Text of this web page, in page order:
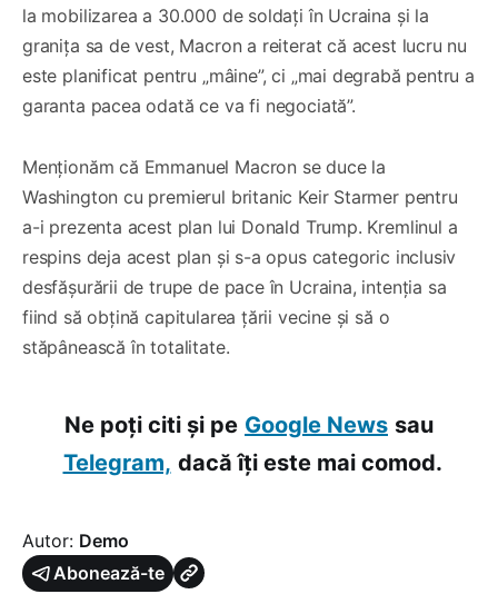
la mobilizarea a 30.000 de soldați în Ucraina și la
granița sa de vest, Macron a reiterat că acest lucru nu
este planificat pentru „mâine”, ci „mai degrabă pentru a
garanta pacea odată ce va fi negociată”.
Menționăm că Emmanuel Macron se duce la
Washington cu premierul britanic Keir Starmer pentru
a-i prezenta acest plan lui Donald Trump. Kremlinul a
respins deja acest plan și s-a opus categoric inclusiv
desfășurării de trupe de pace în Ucraina, intenția sa
fiind să obțină capitularea țării vecine și să o
stăpânească în totalitate.
Ne poți citi și pe Google News sau
Telegram, dacă îți este mai comod.
Autor: Demo
Abonează-te